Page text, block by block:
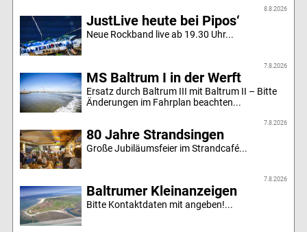
8.8.2026
JustLive heute bei Pipos‘
Neue Rockband live ab 19.30 Uhr...
7.8.2026
MS Baltrum I in der Werft
Ersatz durch Baltrum III mit Baltrum II – Bitte
Änderungen im Fahrplan beachten...
7.8.2026
80 Jahre Strandsingen
Große Jubiläumsfeier im Strandcafé...
7.8.2026
Baltrumer Kleinanzeigen
Bitte Kontaktdaten mit angeben!...